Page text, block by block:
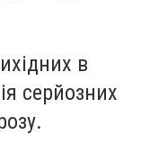
в
серйозних